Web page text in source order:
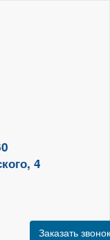
4
Заказать звонок